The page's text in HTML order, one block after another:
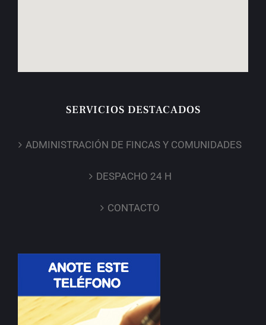
SERVICIOS DESTACADOS
ADMINISTRACIÓN DE FINCAS Y COMUNIDADES
DESPACHO 24 H
CONTACTO